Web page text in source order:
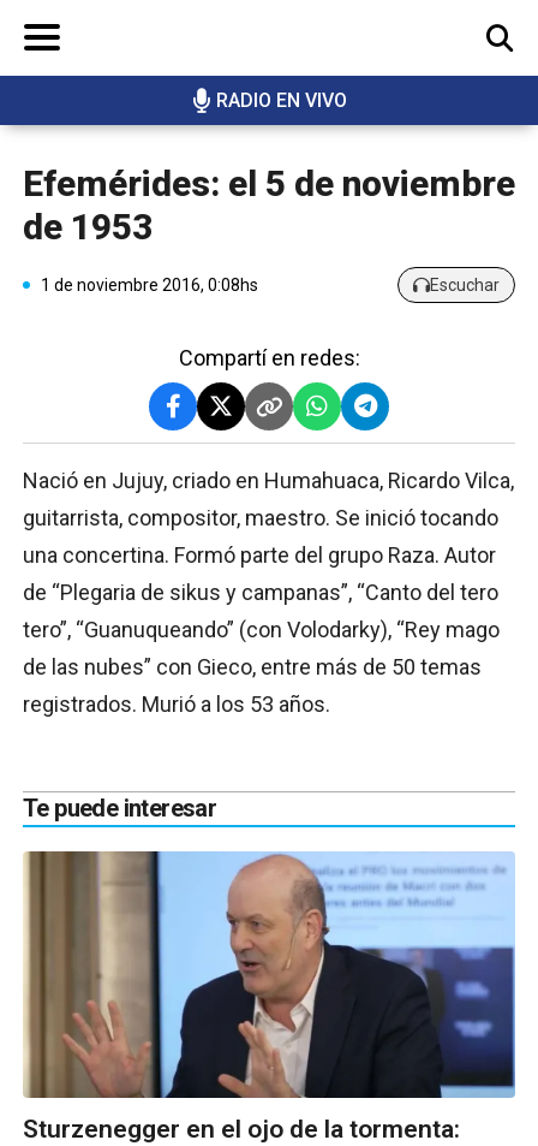
RADIO EN VIVO
BUSCAR
Efemérides: el 5 de noviembre
de 1953
1 de noviembre 2016, 0:08hs Escuchar
Compartí en redes:
Nació en Jujuy, criado en Humahuaca, Ricardo Vilca,
guitarrista, compositor, maestro. Se inició tocando
una concertina. Formó parte del grupo Raza. Autor
de “Plegaria de sikus y campanas”, “Canto del tero
tero”, “Guanuqueando” (con Volodarky), “Rey mago
de las nubes” con Gieco, entre más de 50 temas
registrados. Murió a los 53 años.
Te puede interesar
Sturzenegger en el ojo de la tormenta: